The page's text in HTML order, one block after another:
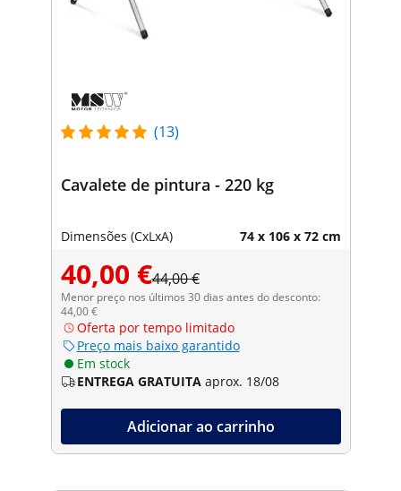
(13)
Cavalete de pintura - 220 kg
Dimensões (CxLxA) 74 x 106 x 72 cm
40,00 €44,00 €
Menor preço nos últimos 30 dias antes do desconto:
44,00 €
Oferta por tempo limitado
Preço mais baixo garantido
Em stock
ENTREGA GRATUITA aprox. 18/08
Adicionar ao carrinho